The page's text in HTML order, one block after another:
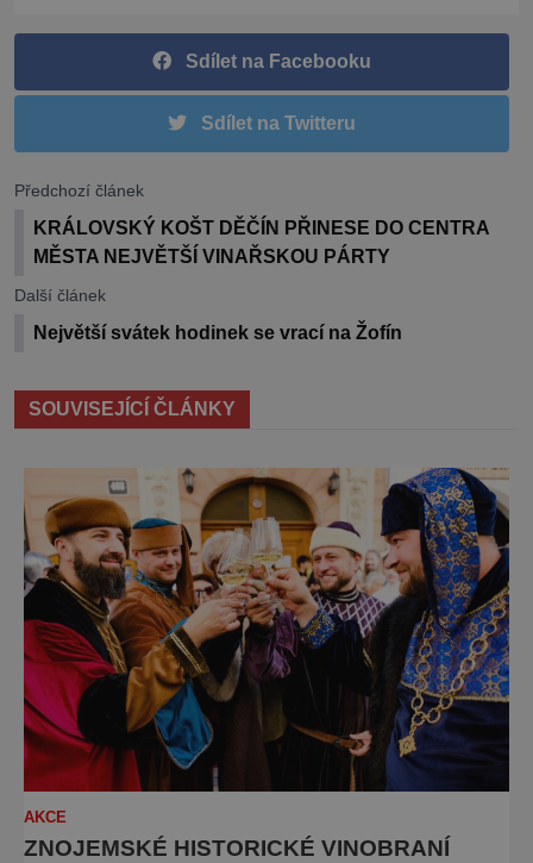
Sdílet na Facebooku
Sdílet na Twitteru
Předchozí článek
KRÁLOVSKÝ KOŠT DĚČÍN PŘINESE DO CENTRA
MĚSTA NEJVĚTŠÍ VINAŘSKOU PÁRTY
Další článek
Největší svátek hodinek se vrací na Žofín
SOUVISEJÍCÍ ČLÁNKY
AKCE
ZNOJEMSKÉ HISTORICKÉ VINOBRANÍ